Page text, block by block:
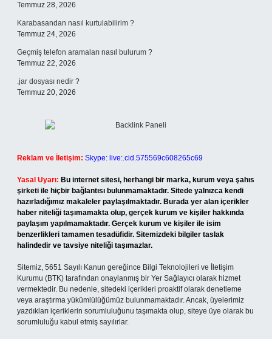
Temmuz 28, 2026
Karabasandan nasıl kurtulabilirim ?
Temmuz 24, 2026
Geçmiş telefon aramaları nasıl bulurum ?
Temmuz 22, 2026
.jar dosyası nedir ?
Temmuz 20, 2026
Reklam ve İletişim: Skype: live:.cid.575569c608265c69
Yasal Uyarı: Bu internet sitesi, herhangi bir marka, kurum veya şahıs
şirketi ile hiçbir bağlantısı bulunmamaktadır. Sitede yalnızca kendi
hazırladığımız makaleler paylaşılmaktadır. Burada yer alan içerikler
haber niteliği taşımamakta olup, gerçek kurum ve kişiler hakkında
paylaşım yapılmamaktadır. Gerçek kurum ve kişiler ile isim
benzerlikleri tamamen tesadüfidir. Sitemizdeki bilgiler taslak
halindedir ve tavsiye niteliği taşımazlar.
Sitemiz, 5651 Sayılı Kanun gereğince Bilgi Teknolojileri ve İletişim
Kurumu (BTK) tarafından onaylanmış bir Yer Sağlayıcı olarak hizmet
vermektedir. Bu nedenle, sitedeki içerikleri proaktif olarak denetleme
veya araştırma yükümlülüğümüz bulunmamaktadır. Ancak, üyelerimiz
yazdıkları içeriklerin sorumluluğunu taşımakta olup, siteye üye olarak bu
sorumluluğu kabul etmiş sayılırlar.